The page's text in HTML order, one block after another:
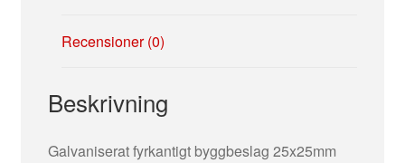
Recensioner (0)
Beskrivning
Galvaniserat fyrkantigt byggbeslag 25x25mm